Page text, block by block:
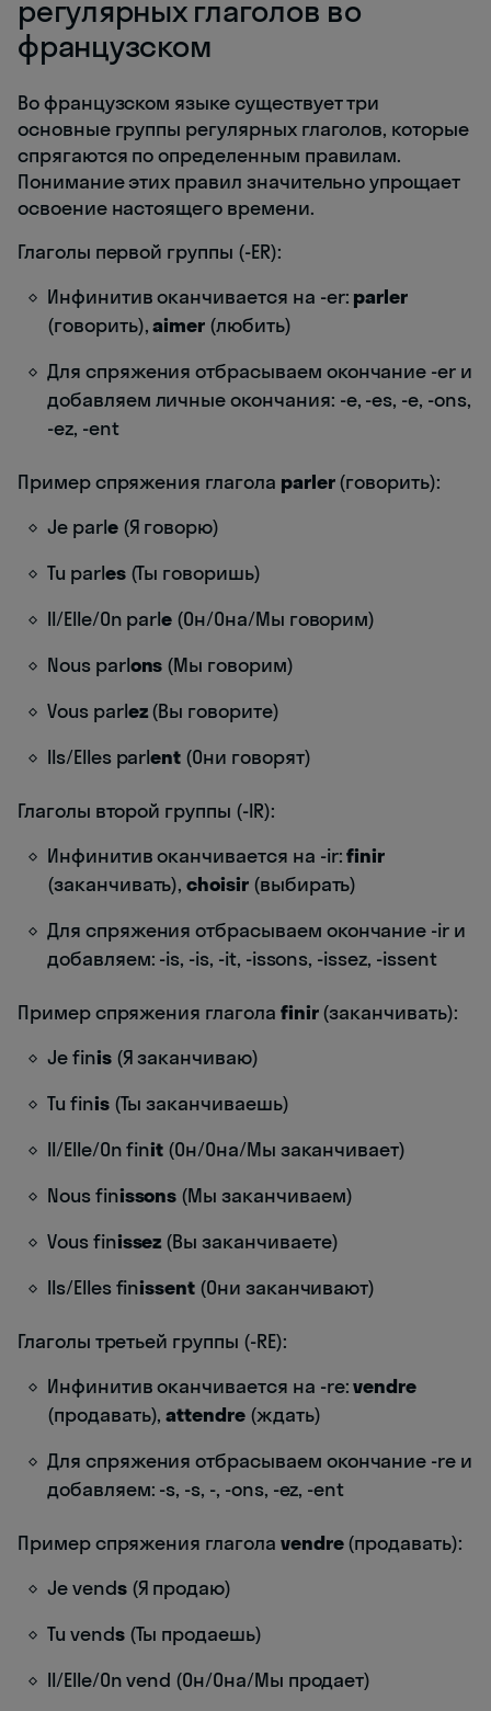
регулярных глаголов во
французском
Во французском языке существует три
основные группы регулярных глаголов, которые
спрягаются по определенным правилам.
Понимание этих правил значительно упрощает
освоение настоящего времени.
Глаголы первой группы (-ER):
Инфинитив оканчивается на -er: parler
(говорить),aimer (любить)
Для спряжения отбрасываем окончание -er и
добавляем личные окончания: -e, -es, -e, -ons,
-ez, -ent
Пример спряжения глагола parler(говорить):
Je parle(Я говорю)
Tu parles(Ты говоришь)
Il/Elle/On parle (Он/Она/Мы говорим)
Nous parlons (Мы говорим)
Vous parlez(Вы говорите)
Ils/Elles parlent (Они говорят)
Глаголы второй группы (-IR):
Инфинитив оканчивается на -ir:finir
(заканчивать),choisir(выбирать)
Для спряжения отбрасываем окончание -ir и
добавляем: -is, -is, -it, -issons, -issez, -issent
Пример спряжения глагола finir(заканчивать):
Je finis(Я заканчиваю)
Tu finis(Ты заканчиваешь)
Il/Elle/On finit (Он/Она/Мы заканчивает)
Nous finissons (Мы заканчиваем)
Vous finissez(Вы заканчиваете)
Ils/Elles finissent (Они заканчивают)
Глаголы третьей группы (-RE):
Инфинитив оканчивается на -re:vendre
(продавать),attendre(ждать)
Для спряжения отбрасываем окончание -re и
добавляем: -s, -s, -, -ons, -ez, -ent
Пример спряжения глагола vendre(продавать):
Je vends(Я продаю)
Tu vends(Ты продаешь)
Il/Elle/On vend (Он/Она/Мы продает)